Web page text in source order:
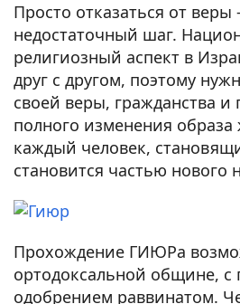
Просто отказаться от веры
недостаточный шаг.
религиозный аспект в
друг с другом, поэтому
своей веры, гражданства и
полного изменения
каждый человек,
становится частью нового
Прохождение ГИЮРа
ортодоксальной общине,
одобрением раввинатом.